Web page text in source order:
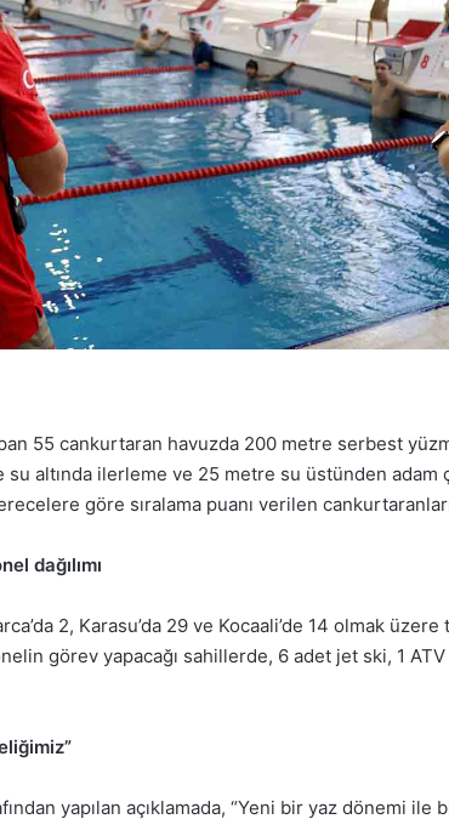
55 cankurtaran havuzda 200 metre serbest
su altında ilerleme ve 25 metre su üstünden adam
göre sıralama puanı verilen
dağılımı
2, Karasu’da 29 ve Kocaali’de 14 olmak
görev yapacağı sahillerde, 6 adet jet ski, 1
yapılan açıklamada, “Yeni bir yaz dönemi ile